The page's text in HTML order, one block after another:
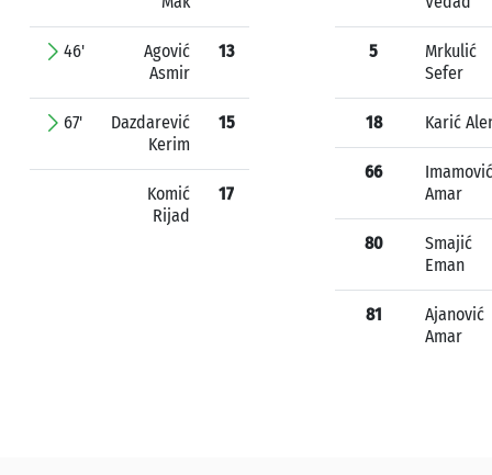
46'
Agović
Asmir
13
67'
Dazdarević
Kerim
15
Komić
Rijad
17
5
Mrkulić
Sefer
18 Karić
66
Imamović
Amar
80
Smajić
Eman
81
Ajanović
Amar